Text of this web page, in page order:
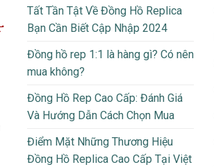
Tất Tần Tật Về Đồng Hồ Replica
Bạn Cần Biết Cập Nhập 2024
Đồng hồ rep 1:1 là hàng gì? Có nên
mua không?
Đồng Hồ Rep Cao Cấp: Đánh Giá
Và Hướng Dẫn Cách Chọn Mua
Điểm Mặt Những Thương Hiệu
Đồng Hồ Replica Cao Cấp Tại Việt